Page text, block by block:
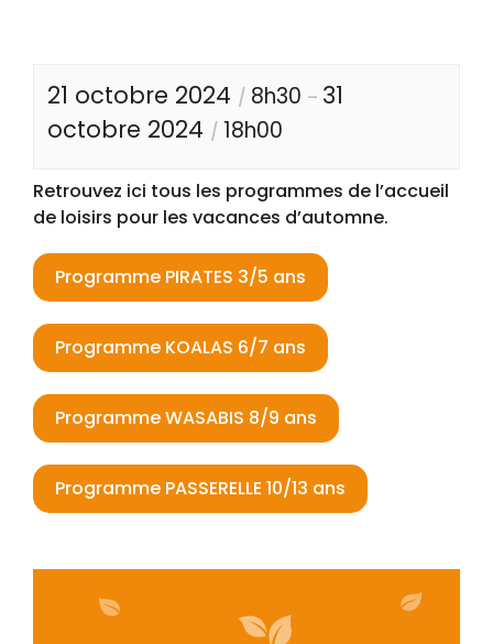
21 octobre 2024 / 8h30 – 31
octobre 2024 / 18h00
Retrouvez ici tous les programmes de l’accueil
de loisirs pour les vacances d’automne.
Programme PIRATES 3/5 ans
Programme KOALAS 6/7 ans
Programme WASABIS 8/9 ans
Programme PASSERELLE 10/13 ans